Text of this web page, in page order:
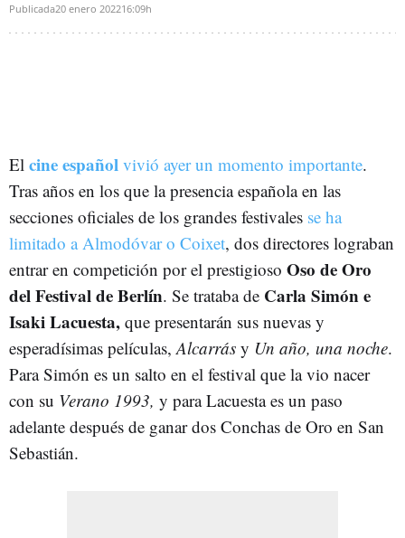
Publicada20 enero 202216:09h
El cine español vivió ayer un momento importante.
Tras años en los que la presencia española en las
secciones oficiales de los grandes festivales se ha
limitado a Almodóvar o Coixet, dos directores lograban
entrar en competición por el prestigioso Oso de Oro
del Festival de Berlín. Se trataba de Carla Simón e
Isaki Lacuesta, que presentarán sus nuevas y
esperadísimas películas, Alcarrás y Un año, una noche.
Para Simón es un salto en el festival que la vio nacer
con su Verano 1993, y para Lacuesta es un paso
adelante después de ganar dos Conchas de Oro en San
Sebastián.